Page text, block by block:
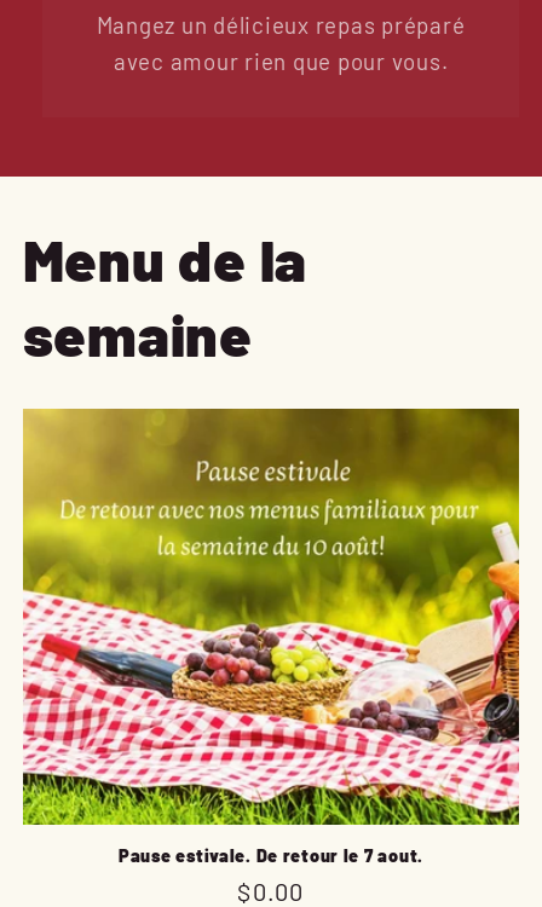
Mangez un délicieux repas préparé
avec amour rien que pour vous.
Menu de la
semaine
Pause estivale. De retour le 7 aout.
Prix
$0.00